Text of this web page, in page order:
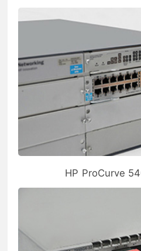
HP ProCurve